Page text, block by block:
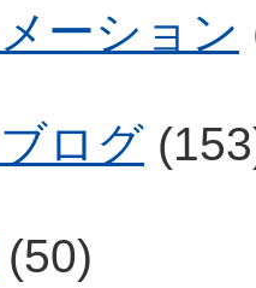
ーション
ログ
(50)